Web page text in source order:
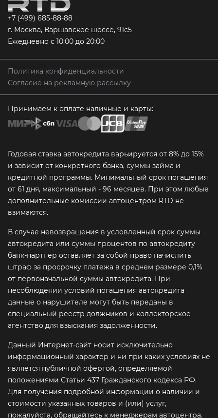
+7 (499) 685-88-88
г. Москва, Варшавское шоссе, 91с5
Ежедневно с 10:00 до 20:00
Политика конфиденциальности
Согласие на рекламную рассылку
Принимаем к оплате наличные и карты:
Годовая ставка автокредита варьируется от 8% до 15%
и зависит от конкретного банка, суммы займа и
кредитной программы. Минимальный срок погашения
от 61 дня, максимальный - 96 месяцев. При этом любые
дополнительные комиссии автоцентром RTD не
взимаются.
В случае невозвращения в условленный срок суммы
автокредита или суммы процентов по автокредиту
банк-партнер оставляет за собой право начислить
штраф за просрочку платежа в среднем размере 0,1%
от первоначальной суммы автокредита. При
несоблюдении условий погашения автокредита
данные о нарушителе могут быть переданы в
специальный реестр должников и коллекторское
агентство для взыскания задолженности.
Данный Интернет-сайт носит исключительно
информационный характер и ни при каких условиях не
является публичной офертой, определяемой
положениями Статьи 437 Гражданского кодекса РФ.
Для получения подробной информации о наличии и
стоимости указанных товаров и (или) услуг,
пожалуйста, обращайтесь к менеджерам автоцентра.